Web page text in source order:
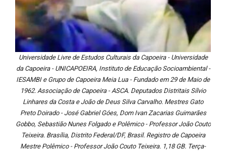
Universidade Livre de Estudos Culturais da Capoeira - Universidade
da Capoeira - UNICAPOEIRA, Instituto de Educação Socioambiental -
IESAMBI e Grupo de Capoeira Meia Lua - Fundado em 29 de Maio de
1962. Associação de Capoeira - ASCA. Deputados Distritais Sílvio
Linhares da Costa e João de Deus Silva Carvalho. Mestres Gato
Preto Doirado - José Gabriel Góes, Dom Ivan Zacarias Guimarães
Gobbo, Sebastião Nunes Folgado e Polêmico - Professor João Couto
Teixeira. Brasília, Distrito Federal/DF, Brasil. Registro de Capoeira
Mestre Polêmico - Professor João Couto Teixeira. 1,18 GB. Terça-